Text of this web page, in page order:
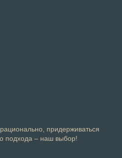
придерживаться
подхода – наш выбор!